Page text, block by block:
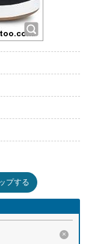
プする
×